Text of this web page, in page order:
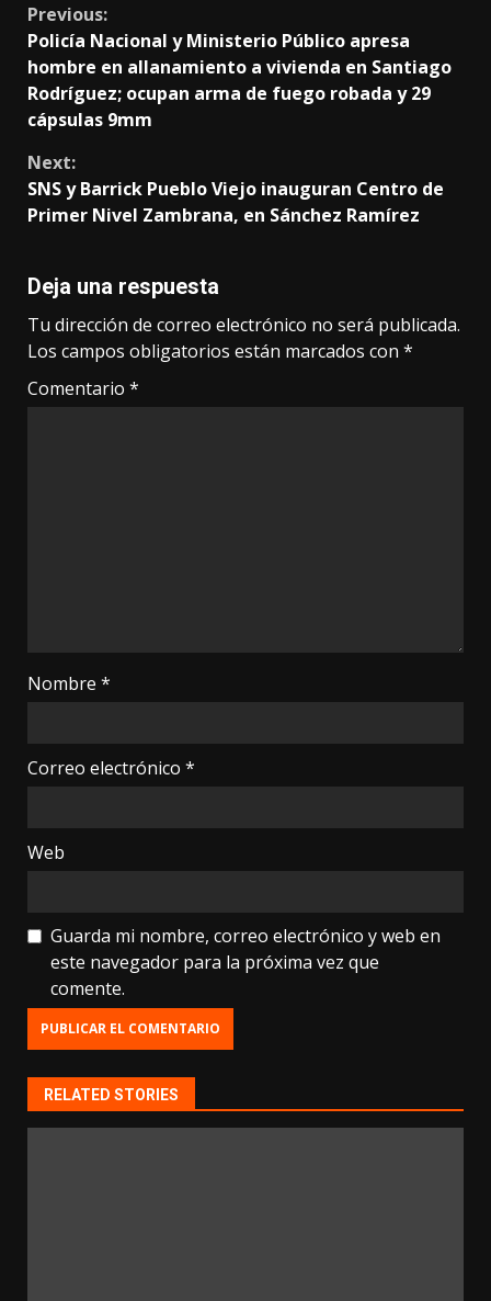
Continue
Reading
Previous:
Policía Nacional y Ministerio Público apresa
hombre en allanamiento a vivienda en Santiago
Rodríguez; ocupan arma de fuego robada y 29
cápsulas 9mm
Next:
SNS y Barrick Pueblo Viejo inauguran Centro de
Primer Nivel Zambrana, en Sánchez Ramírez
Deja una respuesta
Tu dirección de correo electrónico no será publicada.
Los campos obligatorios están marcados con *
Comentario *
Nombre *
Correo electrónico *
Web
Guarda mi nombre, correo electrónico y web en
este navegador para la próxima vez que
comente.
RELATED STORIES